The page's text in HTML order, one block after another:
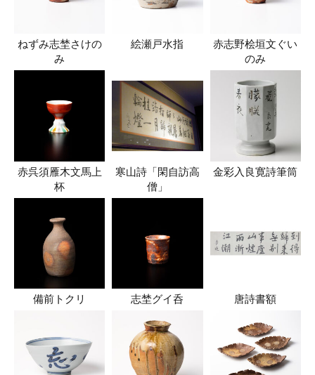
ねずみ志埜さけの
み
絵瀬戸水指
赤志野桧垣文ぐい
のみ
赤呉須雁木文馬上
杯
寒山詩「閑自訪高
僧」
金彩入良寛詩筆筒
備前トクリ 志埜グイ呑 唐詩書額